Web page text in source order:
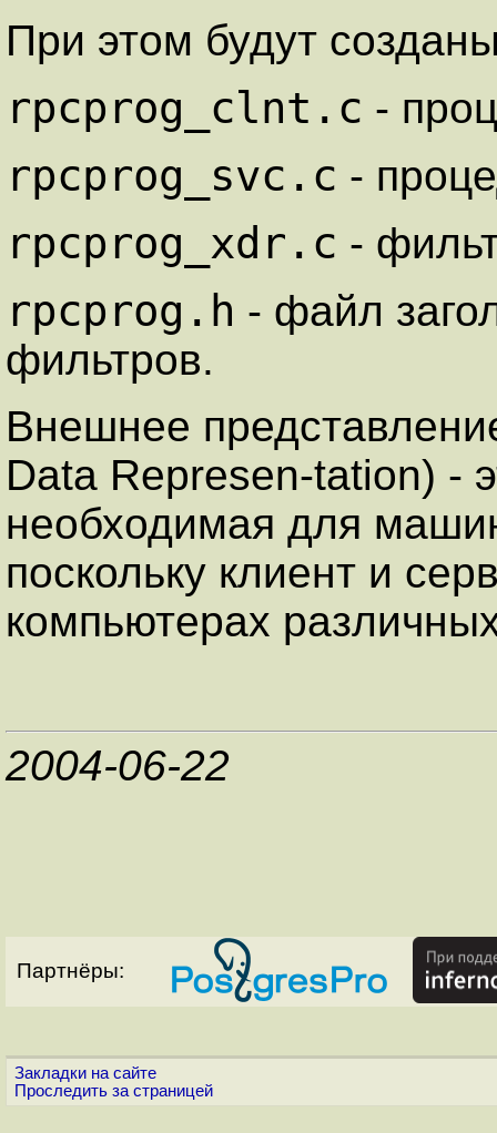
При этом будут
rpcprog_clnt.c -
rpcprog_svc.c -
rpcprog_xdr.c -
rpcprog.h - файл
фильтров.
Внешнее
Data Represen-tation) -
необходимая для
поскольку клиент и
компьютерах
2004-06-22
Партнёры:
Закладки на сайте
Проследить за страницей